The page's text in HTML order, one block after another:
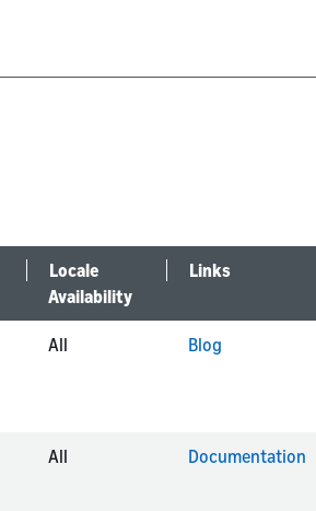
Locale
Availability
Links
All Blog
All Documentation